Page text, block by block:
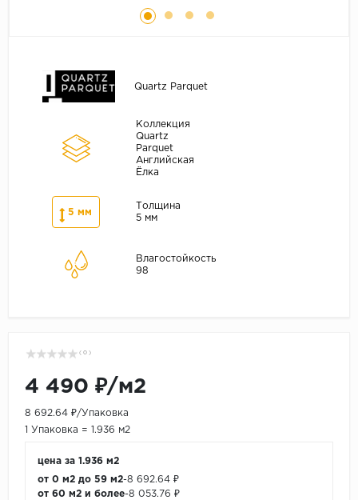
Quartz Parquet
Коллекция
Quartz
Parquet
Английская
Ёлка
5 мм
Толщина
5 мм
Влагостойкость
98
( 0 )
4 490 ₽/м2
8 692.64 ₽/Упаковка
1 Упаковка = 1.936 м2
цена за 1.936 м2
от 0 м2 до 59 м2-8 692.64 ₽
от 60 м2 и более-8 053.76 ₽